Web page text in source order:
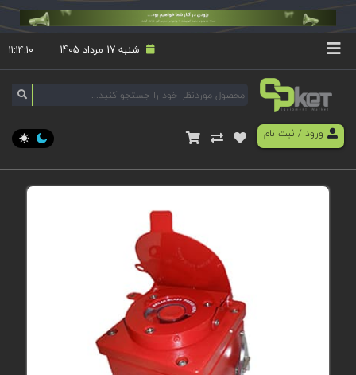
شنبه 17 مرداد 1405 ۱۱:۱۴:۱۰
ورود/ ثبت نام